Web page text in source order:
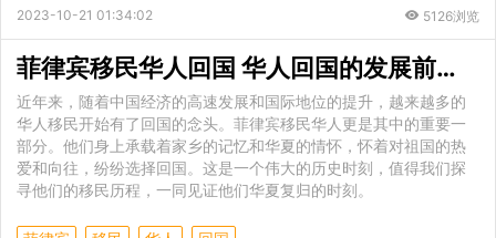
2023-10-21 01:34:02 5126浏览
菲律宾移民华人回国 华人回国的发展前景是什么
近年来，随着中国经济的高速发展和国际地位的提升，越来越多的
华人移民开始有了回国的念头。菲律宾移民华人更是其中的重要一
部分。他们身上承载着家乡的记忆和华夏的情怀，怀着对祖国的热
爱和向往，纷纷选择回国。这是一个伟大的历史时刻，值得我们探
寻他们的移民历程，一同见证他们华夏复归的时刻。